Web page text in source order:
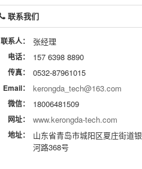
联系我们
联系人： 张经理
电话： 157 6398 8890
传真： 0532-87961015
Email： kerongda_tech@163.com
微信： 18006481509
网址： www.kerongda-tech.com
地址：
山东省青岛市城阳区夏庄街道银
河路368号